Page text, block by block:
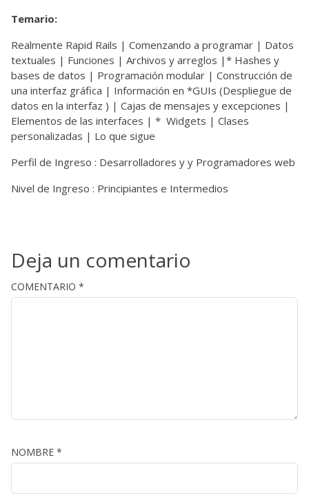
Temario:
Realmente Rapid Rails | Comenzando a programar | Datos
textuales | Funciones | Archivos y arreglos |* Hashes y
bases de datos | Programación modular | Construcción de
una interfaz gráfica | Información en *GUIs (Despliegue de
datos en la interfaz ) | Cajas de mensajes y excepciones |
Elementos de las interfaces | * Widgets | Clases
personalizadas | Lo que sigue
Perfil de Ingreso : Desarrolladores y y Programadores web
Nivel de Ingreso : Principiantes e Intermedios
Deja un comentario
COMENTARIO *
NOMBRE *